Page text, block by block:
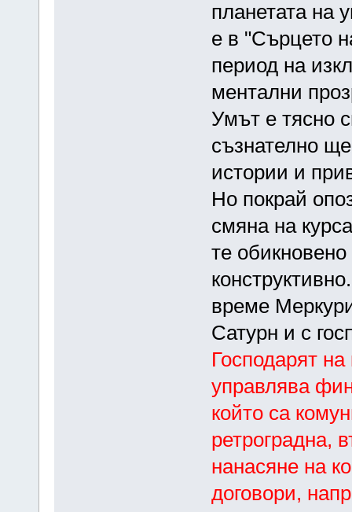
планетата на
е в "Сърцето
период на
ментални
Умът е тясно
съзнателно
истории и
Но покрай
смяна на
те
време
Сатурн и с
Господарят
управлява
който са
ретроградна,
нанасяне на
договори,